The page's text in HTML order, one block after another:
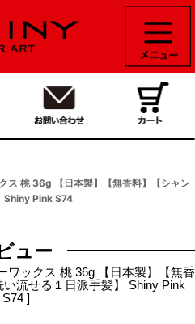
ス 桃 36g 【日本製】【無香料】【シャン
Shiny Pink S74
ビュー
ワックス 桃 36g 【日本製】【無香
流せる１日派手髪】 Shiny Pink
S74 ]